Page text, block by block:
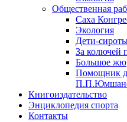
Общественная
Саха
Экология
Дети-
За колючей
Большое
Помощник
Книгоиздательство
Энциклопедия спорта
Контакты